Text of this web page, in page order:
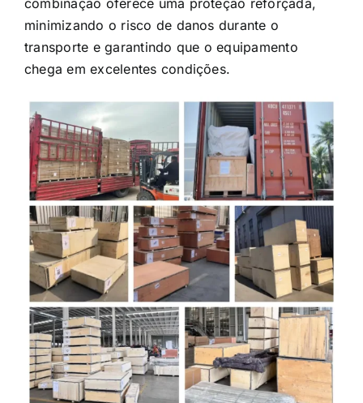
minimizando o risco de danos durante o
transporte e garantindo que o equipamento
chega em excelentes condições.